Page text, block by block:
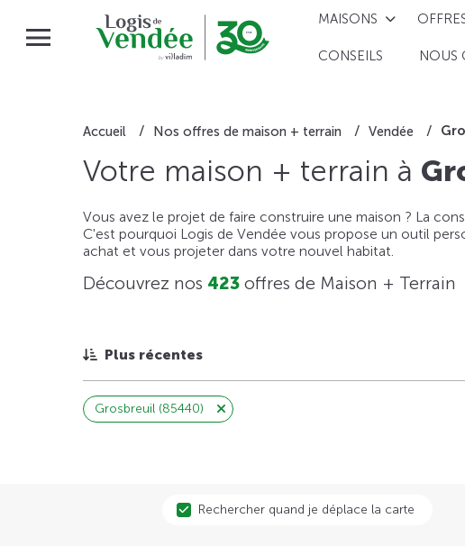
MAISONS
CONSEILS NOUS
Accueil Nos offres de maison + terrain Vendée
Votre maison + terrain à
Vous avez le projet de faire construire une maison ? La
C'est pourquoi Logis de Vendée vous propose un outil
achat et vous projeter dans votre nouvel habitat.
Découvrez nos 423 offres de Maison + Terrain
Plus récentes
Grosbreuil (85440)
Rechercher quand je déplace la carte